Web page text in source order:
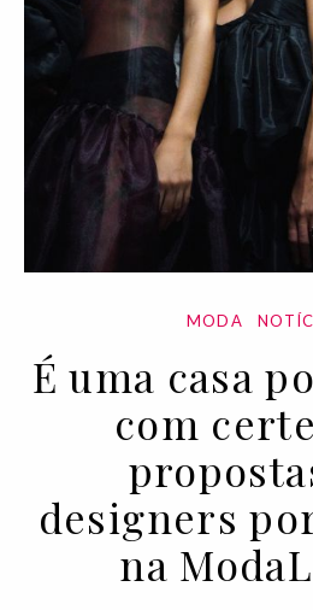
MODA
É uma casa
com
designers
na